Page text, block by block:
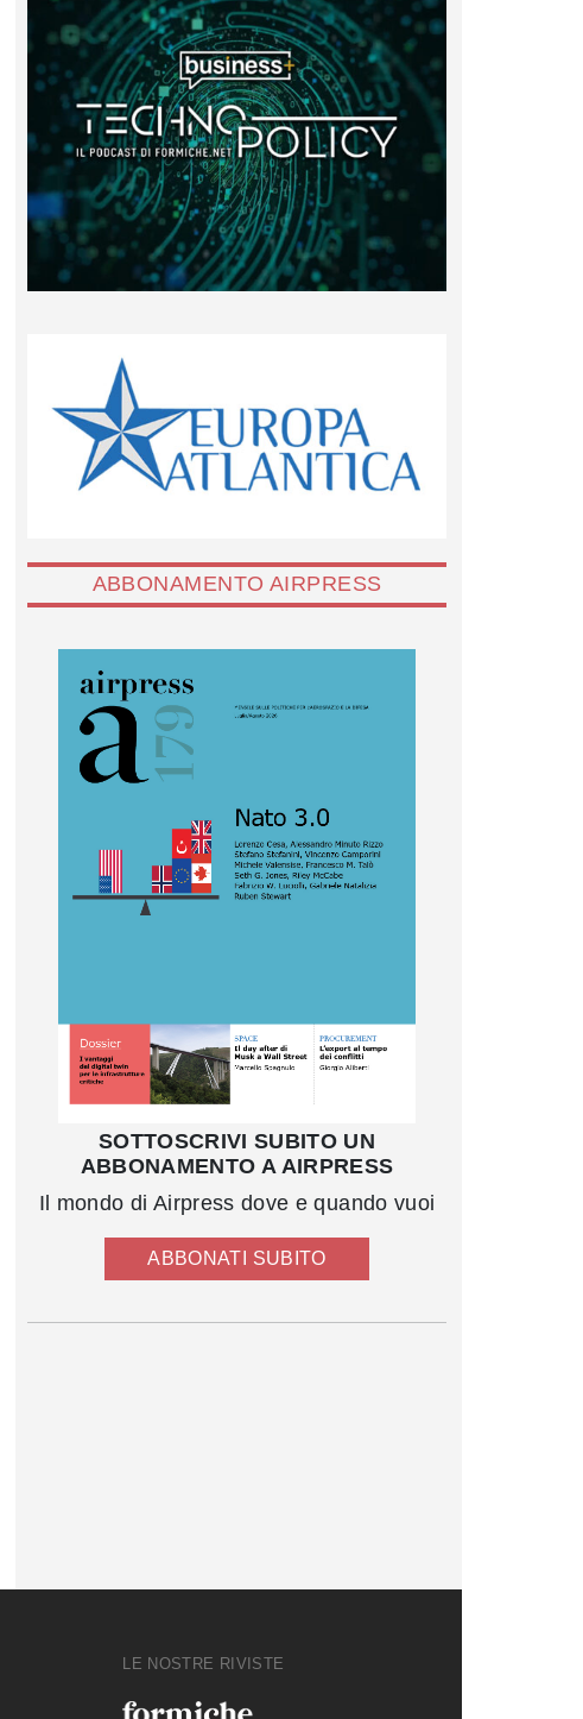
ABBONAMENTO AIRPRESS
SOTTOSCRIVI SUBITO UN
ABBONAMENTO A AIRPRESS
Il mondo di Airpress dove e quando vuoi
ABBONATI SUBITO
LE NOSTRE RIVISTE